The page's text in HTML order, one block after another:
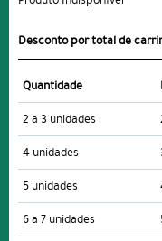
Desconto por total de
Quantidade
2 a 3 unidades
4 unidades
5 unidades
6 a 7 unidades